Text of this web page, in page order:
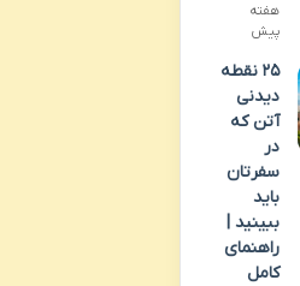
هفته
پیش
۲۵ نقطه
دیدنی
آتن که
در
سفرتان
باید
ببینید |
راهنمای
کامل